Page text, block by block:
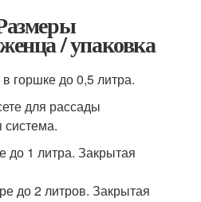
/ упаковка
горшке до 0,5 литра.
для рассады
до 1 литра. Закрытая
до 2 литров. Закрытая